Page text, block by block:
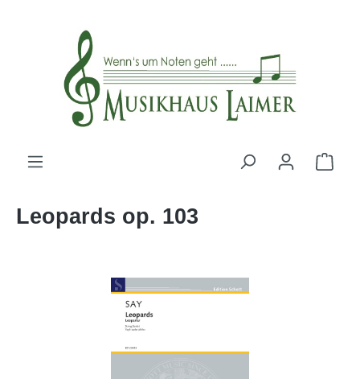
Leopards op. 103
Bildergalerie überspringen